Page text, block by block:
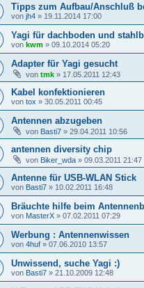
Tipps zum Aufbau/Anschluß
von jh4 » 19.11.2014 17:00
Yagi für dachboden und
von kwm » 09.10.2014 05:20
Adapter für Yagi gesucht
von tmk » 17.05.2011 12:43
Kabel konfektionieren
von tox » 30.05.2011 00:45
Antennen abzugeben
von Basti7 » 29.04.2011 10:56
antennen diversity chip
von Biker_wda » 09.03.2011 21:47
Antenne für USB-WLAN Stick
von Basti7 » 10.02.2011 16:48
Bräuchte hilfe beim
von MasterX » 07.02.2011 07:29
Werbung : Antennenwissen
von 4huf » 07.06.2010 13:57
Unwissend, suche Yagi :)
von Basti7 » 21.10.2009 12:48